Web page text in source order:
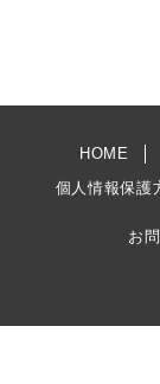
HOME
個人情報保護
お